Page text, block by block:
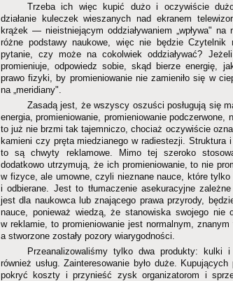
Trzeba ich więc kupić dużo i oczywiście
działanie kuleczek wieszanych nad ekranem
krążek — nieistniejącym oddziaływaniem „wpływa" na
różne podstawy naukowe, więc nie będzie Czytelnik
pytanie, czy może na cokolwiek oddziaływać?
promieniuje, odpowiedz sobie, skąd bierze energię,
prawo fizyki, by promieniowanie nie zamieniło się w
na „meridiany".
Zasadą jest, że wszyscy oszuści posługują się
energia, promieniowanie, promieniowanie podczerwone,
to już nie brzmi tak tajemniczo, chociaż oczywiście
kamieni czy pręta miedzianego w radiestezji. Struktura
to są chwyty reklamowe. Mimo tej szeroko
dodatkowo utrzymują, że ich promieniowanie, to nie
w fizyce, ale umowne, czyli nieznane nauce, które tylko
i odbierane. Jest to tłumaczenie asekuracyjne
jest dla naukowca lub znającego prawa przyrody,
nauce, ponieważ wiedzą, że stanowiska swojego nie
w reklamie, to promieniowanie jest normalnym,
a stworzone zostały pozory wiarygodności.
Przeanalizowaliśmy tylko dwa produkty: kulki i
również usług. Zainteresowanie było duże.
pokryć koszty i przynieść zysk organizatorom i